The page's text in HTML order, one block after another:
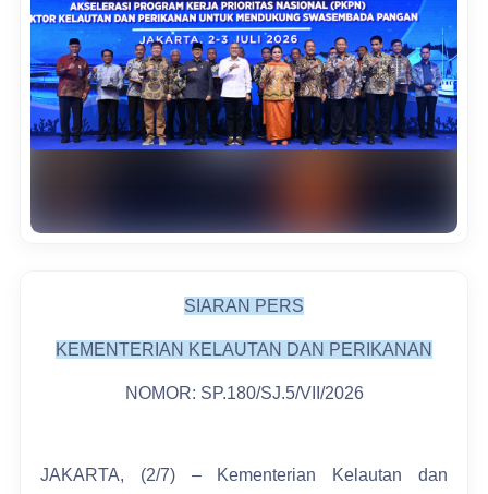
SIARAN PERS
KEMENTERIAN KELAUTAN DAN PERIKANAN
NOMOR: SP.180/SJ.5/VII/2026
JAKARTA, (2/7) – Kementerian Kelautan dan